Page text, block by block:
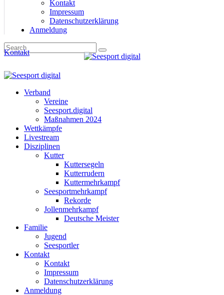
Kontakt
Impressum
Datenschutzerklärung
Anmeldung
Kontakt
Verband
Vereine
Seesport.digital
Maßnahmen 2024
Wettkämpfe
Livestream
Disziplinen
Kutter
Kuttersegeln
Kutterrudern
Kuttermehrkampf
Seesportmehrkampf
Rekorde
Jollenmehrkampf
Deutsche Meister
Familie
Jugend
Seesportler
Kontakt
Kontakt
Impressum
Datenschutzerklärung
Anmeldung